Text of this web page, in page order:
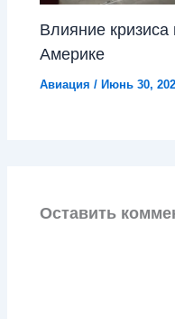
Влияние
Америке
Авиация / Июнь 30,
Оставить